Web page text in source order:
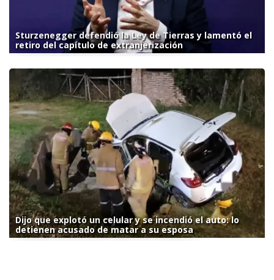
Sturzenegger defendió la Ley de Tierras y lamentó el
retiro del capítulo de extranjerización
Dijo que explotó un celular y se incendió el auto: lo
detienen acusado de matar a su esposa